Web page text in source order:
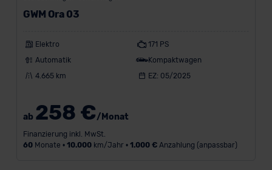
GWM Ora 03
Elektro
171 PS
Automatik
Kompaktwagen
4.665 km
EZ: 05/2025
ab 258 €/Monat
Finanzierung inkl. MwSt.
60Monate • 10.000km/Jahr • 1.000 €Anzahlung (anpassbar)